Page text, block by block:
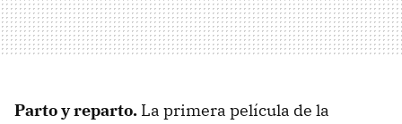
Parto y reparto. La primera película de la